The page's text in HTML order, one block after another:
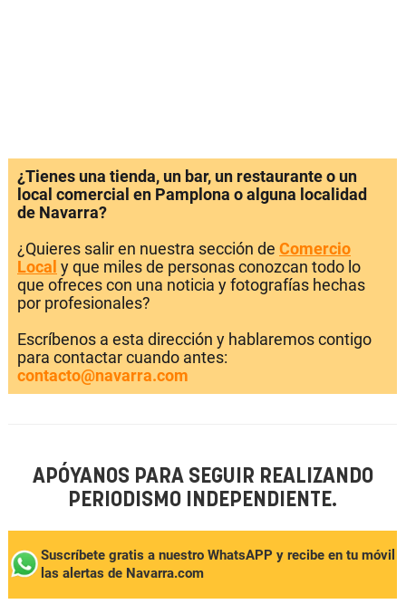
¿Tienes una tienda, un bar, un restaurante o un
local comercial en Pamplona o alguna localidad
de Navarra?
¿Quieres salir en nuestra sección de Comercio
Local y que miles de personas conozcan todo lo
que ofreces con una noticia y fotografías hechas
por profesionales?
Escríbenos a esta dirección y hablaremos contigo
para contactar cuando antes:
contacto@navarra.com
APÓYANOS PARA SEGUIR REALIZANDO
PERIODISMO INDEPENDIENTE.
Suscríbete gratis a nuestro WhatsAPP y recibe en tu móvil
las alertas de Navarra.com